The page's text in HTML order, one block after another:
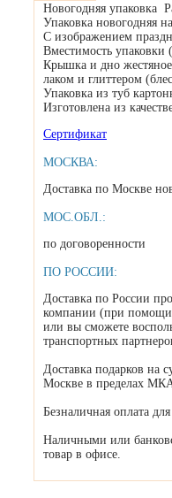
Новогодняя упаковка
Упаковка новогодняя
С изображением
Вместимость упаковки
Крышка и дно
лаком и глиттером
Упаковка из туб
Изготовлена из
Сертификат
МОСКВА:
Доставка по Москве
МОС.ОБЛ.:
по договоренности
ПО РОССИИ:
Доставка по России
компании (при помощи
или вы сможете
транспортных
Доставка подарков на
Москве в пределах
Безналичная оплата
Наличными или
товар в офисе.